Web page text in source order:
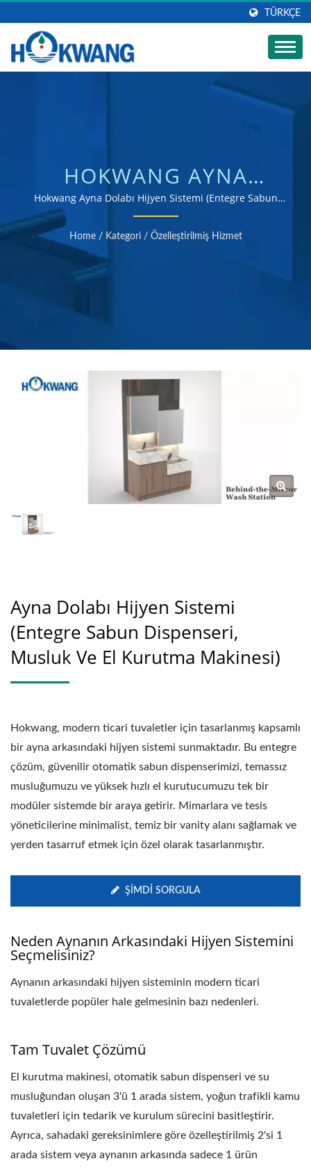
TÜRKÇE
HOKWANG AYNA
DOLABI HIJYEN SISTEMI
(ENTEGRE SABUN
DISPENSERI, MUSLUK
VE EL KURUTMA
MAKINESI) | MUTFAK
VE BANYO SU
MUSLUĞU ÜRETICISI |
HOKWANG
Hokwang Ayna Dolabı Hijyen Sistemi (Entegre Sabun
Dispenseri, Musluk ve El Kurutma Makinesi) | ISO 9001
& 14001 sertifikalı el kurutma makinesi ve sabun
Home / Kategori / Özelleştirilmiş Hizmet
Ayna Dolabı Hijyen Sistemi
(Entegre Sabun Dispenseri,
Musluk Ve El Kurutma Makinesi)
Hokwang, modern ticari tuvaletler için tasarlanmış kapsamlı
bir ayna arkasındaki hijyen sistemi sunmaktadır. Bu entegre
çözüm, güvenilir otomatik sabun dispenserimizi, temassız
musluğumuzu ve yüksek hızlı el kurutucumuzu tek bir
modüler sistemde bir araya getirir. Mimarlara ve tesis
yöneticilerine minimalist, temiz bir vanity alanı sağlamak ve
yerden tasarruf etmek için özel olarak tasarlanmıştır.
ŞIMDI SORGULA
Neden Aynanın Arkasındaki Hijyen Sistemini
Seçmelisiniz?
Aynanın arkasındaki hijyen sisteminin modern ticari
tuvaletlerde popüler hale gelmesinin bazı nedenleri.
Tam Tuvalet Çözümü
El kurutma makinesi, otomatik sabun dispenseri ve su
musluğundan oluşan 3'ü 1 arada sistem, yoğun trafikli kamu
tuvaletleri için tedarik ve kurulum sürecini basitleştirir.
Ayrıca, sahadaki gereksinimlere göre özelleştirilmiş 2'si 1
arada sistem veya aynanın arkasında sadece 1 ürün